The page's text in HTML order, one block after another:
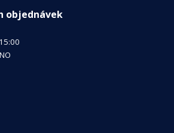
objednávek